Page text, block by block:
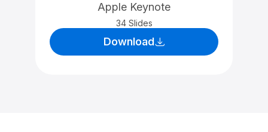
Apple Keynote
34 Slides
Download